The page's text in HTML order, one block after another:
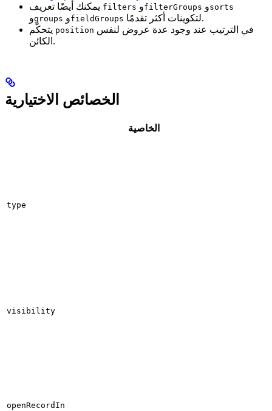
filters وfilterGroups وsorts
وgroups وfieldGroups
لتكوينات أكثر تقدمًا.
position
الكائن.
الخصائص الاختيارية
الخاصية
type
visibility
openRecordIn